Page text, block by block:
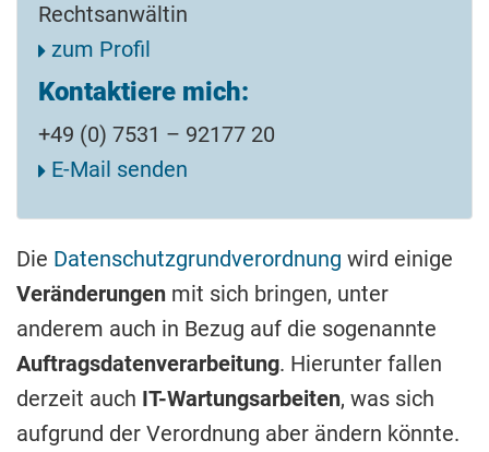
Rechtsanwältin
zum Profil
Kontaktiere mich:
+49 (0) 7531 – 92177 20
E-Mail senden
Die Datenschutzgrundverordnung wird einige
Veränderungen mit sich bringen, unter
anderem auch in Bezug auf die sogenannte
Auftragsdatenverarbeitung. Hierunter fallen
derzeit auch IT-Wartungsarbeiten, was sich
aufgrund der Verordnung aber ändern könnte.